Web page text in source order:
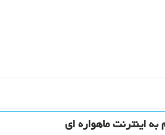
اینترنت ماهواره ای